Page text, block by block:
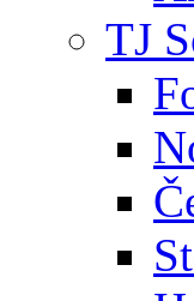
TJ